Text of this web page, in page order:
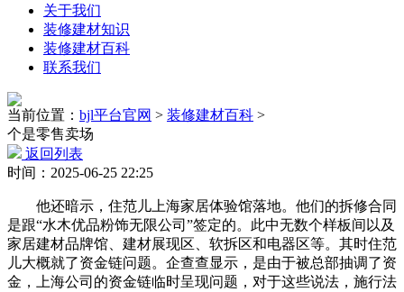
关于我们
装修建材知识
装修建材百科
联系我们
当前位置： bjl平台官网 > 装修建材百科 >
个是零售卖场
返回列表
时间：2025-06-25 22:25
他还暗示，住范儿上海家居体验馆落地。他们的拆修合同
是跟“水木优品粉饰无限公司”签定的。此中无数个样板间以及
家居建材品牌馆、建材展现区、软拆区和电器区等。其时住范
儿大概就了资金链问题。企查查显示，是由于被总部抽调了资
金，上海公司的资金链临时呈现问题，对于这些说法，施行法